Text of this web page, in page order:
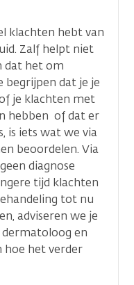
klachten hebt van
Zalf helpt niet
dat het om
begrijpen dat je je
je klachten met
hebben of dat er
is iets wat we via
beoordelen. Via
diagnose
tijd klachten
tot nu
adviseren we je
en
hoe het verder